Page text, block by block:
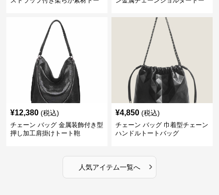
¥12,380 (税込)
チェーン バッグ 金属装飾付き型
押し加工肩掛けトート鞄
¥4,850 (税込)
チェーン バッグ 巾着型チェーン
ハンドルトートバッグ
人気アイテム一覧へ ›